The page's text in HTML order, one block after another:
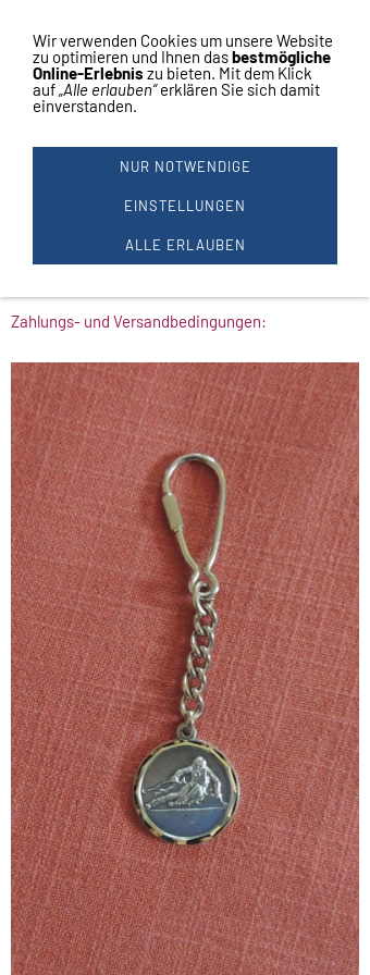
Navigation einblenden
SKIFAHRER
Skifahrer - Abfahrt
Durchmesser ca. 33mm
Gesamtlänge 12 cm
Zahlungs- und Versandbedingungen:
Wir verwenden Cookies um unsere Website
zu optimieren und Ihnen dasbestmögliche
Online-Erlebnis zu bieten. Mit dem Klick
auf„Alle erlauben“erklären Sie sich damit
einverstanden.
NUR NOTWENDIGE
EINSTELLUNGEN
ALLE ERLAUBEN